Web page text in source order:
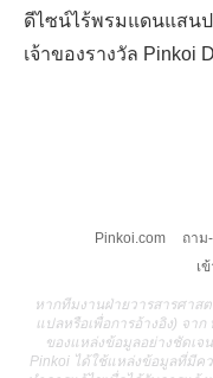
ดีไซน์ไร้พรมแดนแสน
เจ้าของรางวัล Pinkoi
Pinkoi.com ถาม
เ
หากทีมงานฝ่ายวารสารศาส
แปลหรือเพื่อการอ้างอิง) จาก
ของแหล่งข้อมูลอย่างชัดเ
Pinkoi ได้ใช้แหล่งข้อมูลที่มีค